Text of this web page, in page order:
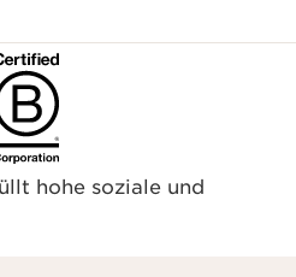
hohe soziale und